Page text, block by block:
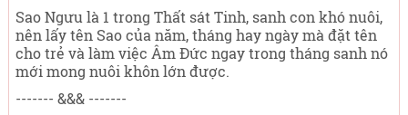
Sao Ngưu là 1 trong Thất sát Tinh, sanh con khó nuôi,
nên lấy tên Sao của năm, tháng hay ngày mà đặt tên
cho trẻ và làm việc Âm Đức ngay trong tháng sanh nó
mới mong nuôi khôn lớn được.
------- &&& -------